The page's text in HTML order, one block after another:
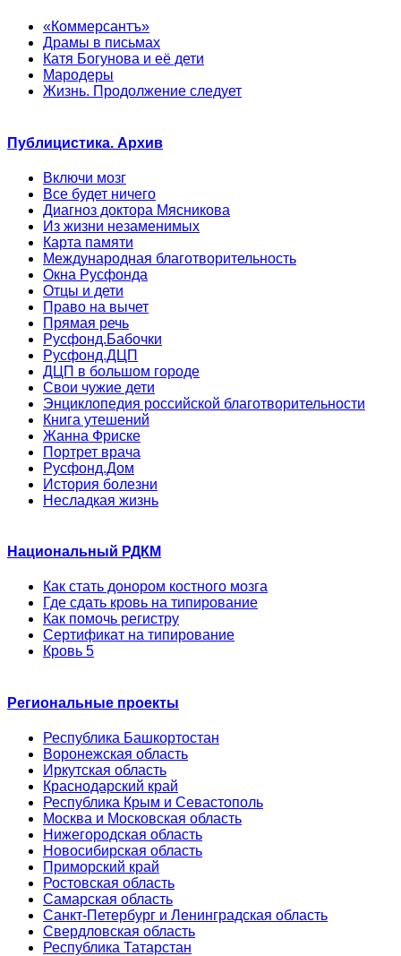
«Коммерсантъ»
Драмы в письмах
Катя Богунова и её дети
Мародеры
Жизнь. Продолжение следует
Публицистика. Архив
Включи мозг
Все будет ничего
Диагноз доктора Мясникова
Из жизни незаменимых
Карта памяти
Международная благотворительность
Окна Русфонда
Отцы и дети
Право на вычет
Прямая речь
Русфонд.Бабочки
Русфонд.ДЦП
ДЦП в большом городе
Свои чужие дети
Энциклопедия российской благотворительности
Книга утешений
Жанна Фриске
Портрет врача
Русфонд.Дом
История болезни
Несладкая жизнь
Национальный РДКМ
Как стать донором костного мозга
Где сдать кровь на типирование
Как помочь регистру
Сертификат на типирование
Кровь 5
Региональные проекты
Республика Башкортостан
Воронежская область
Иркутская область
Краснодарский край
Республика Крым и Севастополь
Москва и Московская область
Нижегородская область
Новосибирская область
Приморский край
Ростовская область
Самарская область
Санкт-Петербург и Ленинградская область
Свердловская область
Республика Татарстан